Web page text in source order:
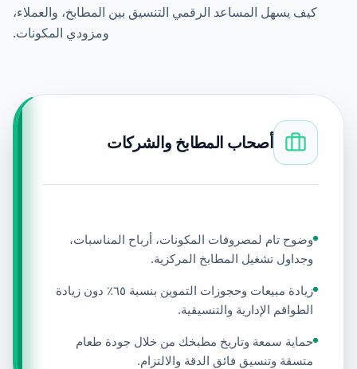
كيف يسهل المساعد الرقمي التنسيق بين المطابخ، والعملاء،
ومزودي المكونات.
أصحاب المطابخ والشركات
وضوح تام لمصروفات المكونات، أرباح المناسبات،
وجداول تشغيل المطابخ المركزية.
زيادة مبيعات وحجوزات التموين بنسبة ٦٥٪ دون زيادة
الطواقم الإدارية والتنسيقية.
حماية سمعة وتاريخ مطبخك من خلال جودة طعام
متسقة وتنسيق فائق الدقة والالتزام.